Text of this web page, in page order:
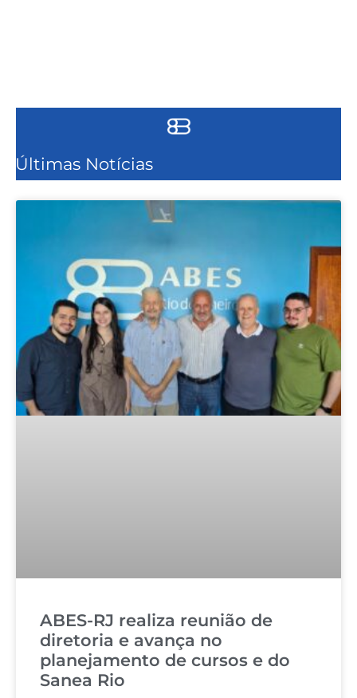
Últimas Notícias
ABES-RJ realiza reunião de
diretoria e avança no
planejamento de cursos e do
Sanea Rio